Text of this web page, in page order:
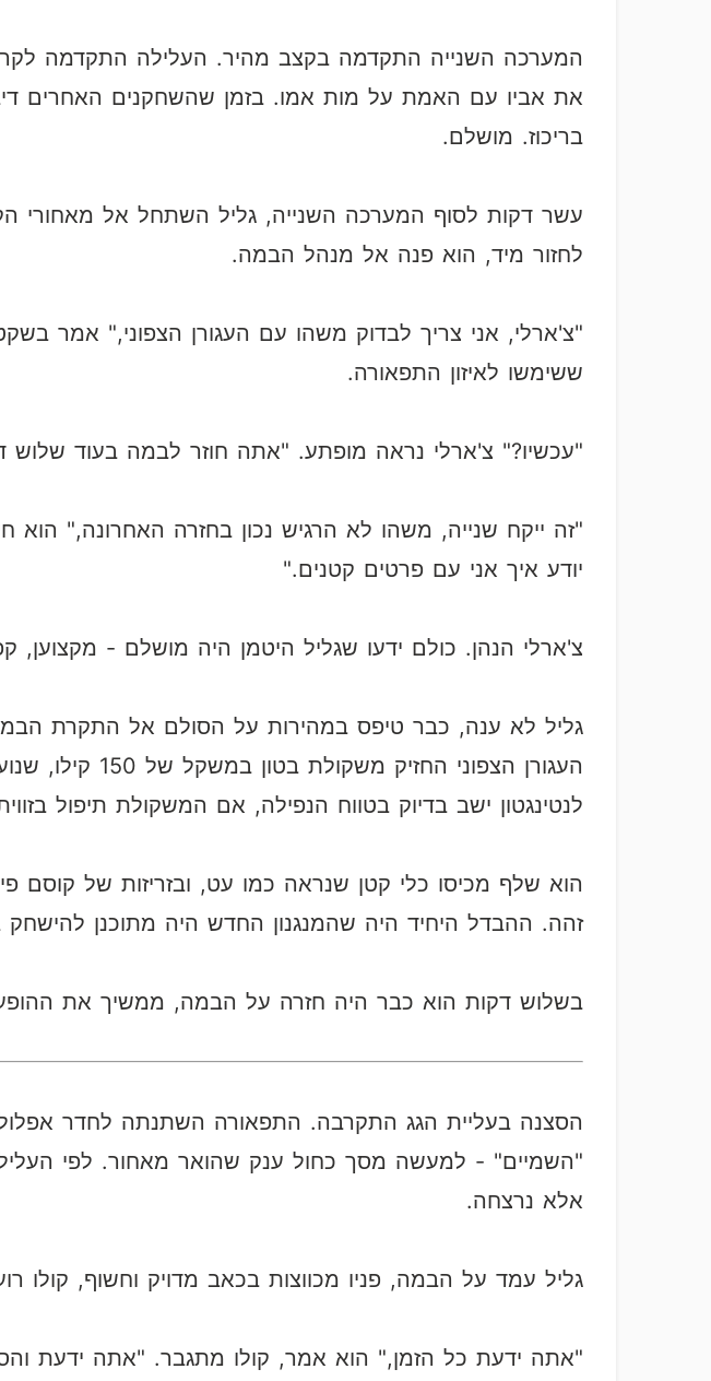
המערכה השנייה התקדמה בקצב מהיר. העלילה התקדמה
את אביו עם האמת על מות אמו. בזמן שהשחקנים האחרים
בריכוז. מושלם.
עשר דקות לסוף המערכה השנייה, גליל השתחל אל מאחורי
לחזור מיד, הוא פנה אל מנהל הבמה.
"צ'ארלי, אני צריך לבדוק משהו עם העגורן הצפוני," אמר
ששימשו לאיזון התפאורה.
"עכשיו?" צ'ארלי נראה מופתע. "אתה חוזר לבמה בעוד שלוש
"זה ייקח שנייה, משהו לא הרגיש נכון בחזרה האחרונה,"
יודע איך אני עם פרטים קטנים."
צ'ארלי הנהן. כולם ידעו שגליל היטמן היה מושלם - מקצוען,
גליל לא ענה, כבר טיפס במהירות על הסולם אל התקרת
העגורן
לנטינגטון ישב בדיוק בטווח הנפילה, אם המשקולת תיפול
הוא שלף מכיסו כלי קטן שנראה כמו עט, ובזריזות של קוסם
זהה. ההבדל היחיד היה שהמנגנון החדש היה מתוכנן
בשלוש דקות הוא כבר היה חזרה על הבמה, ממשיך את
הסצנה בעליית הגג התקרבה. התפאורה השתנתה לחדר
"השמיים" - למעשה מסך כחול ענק שהואר מאחור. לפי
אלא נרצחה.
גליל עמד על הבמה, פניו מכווצות בכאב מדויק וחשוף, קולו
"אתה ידעת כל הזמן," הוא אמר, קולו מתגבר. "אתה ידעת